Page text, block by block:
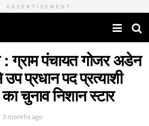
ADVERTISEMENT
: ग्राम पंचायत गोजर अडेन
प्रधान पद प्रत्याशी
चुनाव निशान स्टार
3 months ago